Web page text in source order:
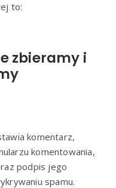
to:
zbieramy i
komentarz,
komentowania,
podpis jego
spamu.